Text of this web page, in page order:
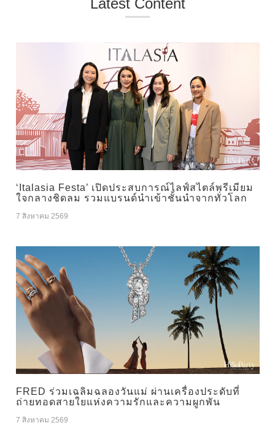
‘Italasia Festa’ เปิดประสบการณ์ไลฟ์สไตล์พรีเมียม
ใจกลางชิดลม รวมแบรนด์นำเข้าชั้นนำจากทั่วโลก
7 สิงหาคม 2569
FRED ร่วมเฉลิมฉลองวันแม่ ผ่านเครื่องประดับที่
ถ่ายทอดสายใยแห่งความรักและความผูกพัน
7 สิงหาคม 2569